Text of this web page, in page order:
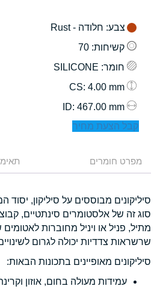
צבע: חלודה - Rust
קשיחות: 70
חומר: SILICONE
: 4.00 mm
: 467.00 mm
קבל הצעת מחיר
מפרט חומרים
סיליקונים מבוססים על סיליקון, יסוד
סוג זה של אלסטומרים סינתטיים,
מתיל, פניל או ויניל מחוברות
שרשראות צדדיות יכולה לגרום
סיליקונים מאופיינים בתכונות הבאות:
עמידות מעולה בחום, אוזון